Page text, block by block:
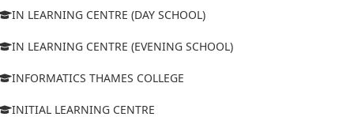
IN LEARNING CENTRE (DAY SCHOOL)
IN LEARNING CENTRE (EVENING SCHOOL)
INFORMATICS THAMES COLLEGE
INITIAL LEARNING CENTRE